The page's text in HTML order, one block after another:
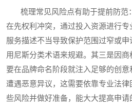
梳理常见风险点有助于提前防范
在先权利冲突，通过投入资源进行
服务描述不当导致保护范围过窄或
用尼斯分类术语来规避。其三是因
要在品牌命名阶段就注入足够的创
遭遇恶意异议，这需要依靠专业法
些风险并做好准备，能大大提高申请